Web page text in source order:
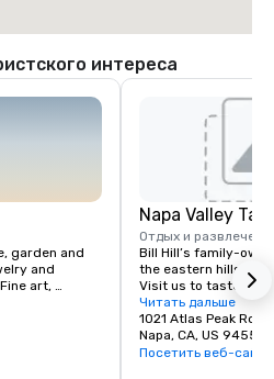
интереса
garden and
and
art,
wines and
and
and around
a delightful
Napa Valley
Отдых и
Bill Hill’s family-
the eastern hills of
Visit us to taste
38° & Tetra wines.
Читать дальше
1021 Atlas Peak Rd
Napa, CA, US 94559
Посетить веб-сайт